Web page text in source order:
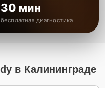
30 мин
бесплатная диагностика
в Калининграде